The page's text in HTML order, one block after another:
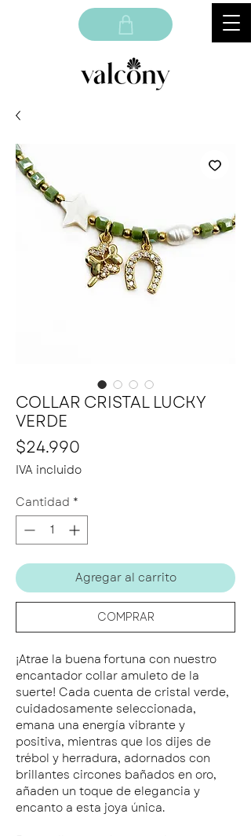
COLLAR CRISTAL LUCKY
VERDE
$24.990
IVA incluido
Cantidad *
Agregar al carrito
COMPRAR
¡Atrae la buena fortuna con nuestro
encantador collar amuleto de la
suerte! Cada cuenta de cristal verde,
cuidadosamente seleccionada,
emana una energía vibrante y
positiva, mientras que los dijes de
trébol y herradura, adornados con
brillantes circones bañados en oro,
añaden un toque de elegancia y
encanto a esta joya única.